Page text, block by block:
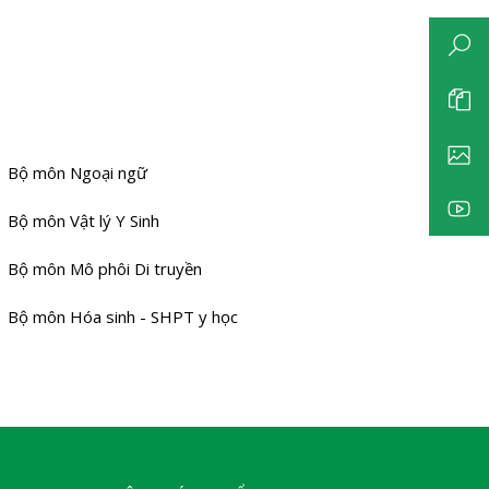
Bộ môn Ngoại ngữ
Bộ môn Vật lý Y Sinh
Bộ môn Mô phôi Di truyền
Bộ môn Hóa sinh - SHPT y học